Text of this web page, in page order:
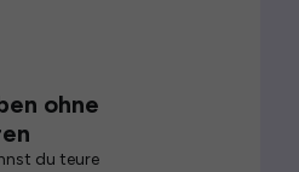
ohne
du teure